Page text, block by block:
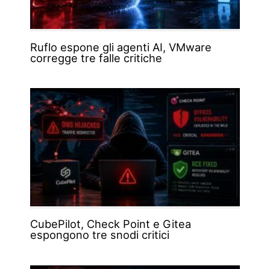
Ruflo espone gli agenti AI, VMware
corregge tre falle critiche
CubePilot, Check Point e Gitea
espongono tre snodi critici